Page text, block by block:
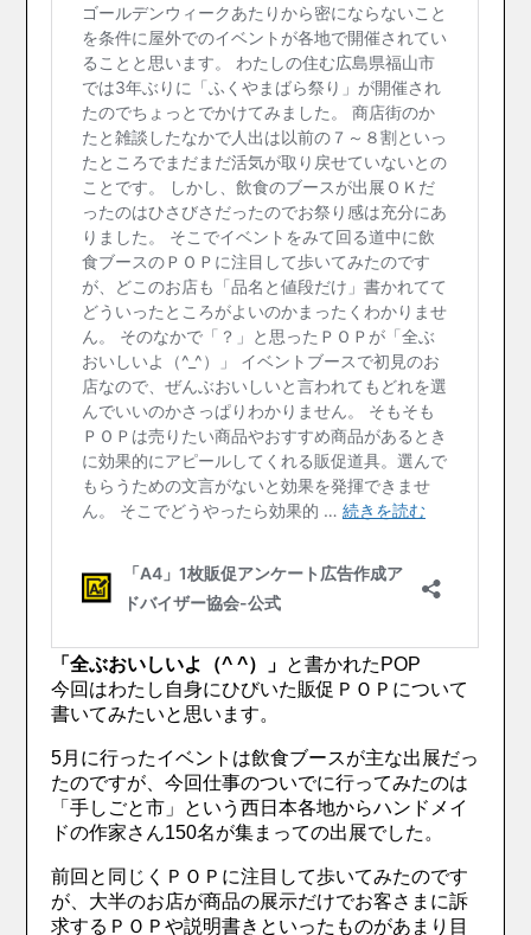
「全ぶおいしいよ（^ ^）」 と書かれたPOP
今回はわたし自身にひびいた販促ＰＯＰについて
書いてみたいと思います。
5月に行ったイベントは飲食ブースが主な出展だっ
たのですが、今回仕事のついでに行ってみたのは
「手しごと市」という西日本各地からハンドメイ
ドの作家さん150名が集まっての出展でした。
前回と同じくＰＯＰに注目して歩いてみたのです
が、大半のお店が商品の展示だけでお客さまに訴
求するＰＯＰや説明書きといったものがあまり目